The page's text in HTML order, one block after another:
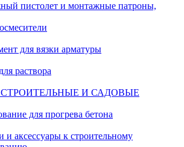
пистолет и монтажные патроны,
для вязки арматуры
раствора
СТРОИТЕЛЬНЫЕ И САДОВЫЕ
для прогрева бетона
и аксессуары к строительному